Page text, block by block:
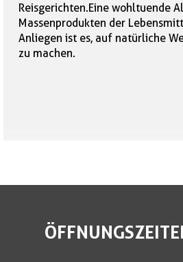
Reisgerichten.Eine wohltuende
Massenprodukten der
Anliegen ist es, auf natürliche
zu machen.